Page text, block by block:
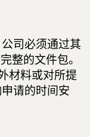
司必须通过其
整的文件包。
材料或对所提
请的时间安